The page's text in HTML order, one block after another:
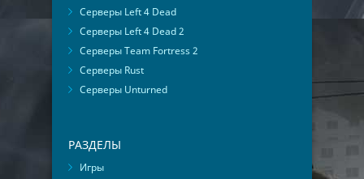
Серверы Left 4 Dead
Серверы Left 4 Dead 2
Серверы Team Fortress 2
Серверы Rust
Серверы Unturned
РАЗДЕЛЫ
Игры